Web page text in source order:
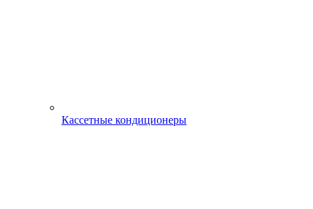
Кассетные кондиционеры